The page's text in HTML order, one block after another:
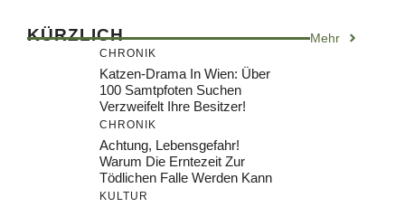
KÜRZLICH Mehr
CHRONIK
Katzen-Drama In Wien: Über
100 Samtpfoten Suchen
Verzweifelt Ihre Besitzer!
CHRONIK
Achtung, Lebensgefahr!
Warum Die Erntezeit Zur
Tödlichen Falle Werden Kann
KULTUR